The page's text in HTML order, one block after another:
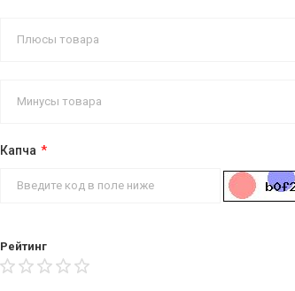
Капча
Рейтинг